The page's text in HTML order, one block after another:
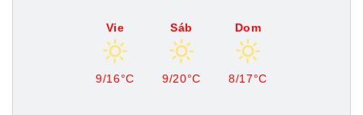
Vie
9/16°C
Sáb
9/20°C
Dom
8/17°C